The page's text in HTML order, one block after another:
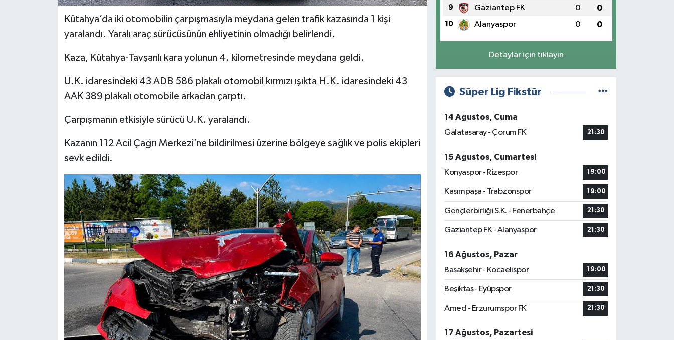
Kütahya’da iki otomobilin çarpışmasıyla meydana gelen trafik kazasında 1 kişi
yaralandı. Yaralı araç sürücüsünün ehliyetinin olmadığı belirlendi.
Kaza, Kütahya-Tavşanlı kara yolunun 4. kilometresinde meydana geldi.
U.K. idaresindeki 43 ADB 586 plakalı otomobil kırmızı ışıkta H.K. idaresindeki 43
AAK 389 plakalı otomobile arkadan çarptı.
Çarpışmanın etkisiyle sürücü U.K. yaralandı.
Kazanın 112 Acil Çağrı Merkezi’ne bildirilmesi üzerine bölgeye sağlık ve polis ekipleri
sevk edildi.
9 Gaziantep FK 0 0
10 Alanyaspor 0 0
Detaylar için tıklayın
Süper Lig Fikstür
14 Ağustos, Cuma
Galatasaray - Çorum FK
21:30
15 Ağustos, Cumartesi
Konyaspor - Rizespor
19:00
Kasımpaşa - Trabzonspor 19:00
Gençlerbirliği S.K. - Fenerbahçe 21:30
Gaziantep FK - Alanyaspor 21:30
16 Ağustos, Pazar
Başakşehir - Kocaelispor
19:00
Beşiktaş - Eyüpspor 21:30
Amed - Erzurumspor FK 21:30
17 Ağustos, Pazartesi
Köşe Yazıları
Kültür Sanat
Otomobil
Resmi İlan
Rüya Tabirleri